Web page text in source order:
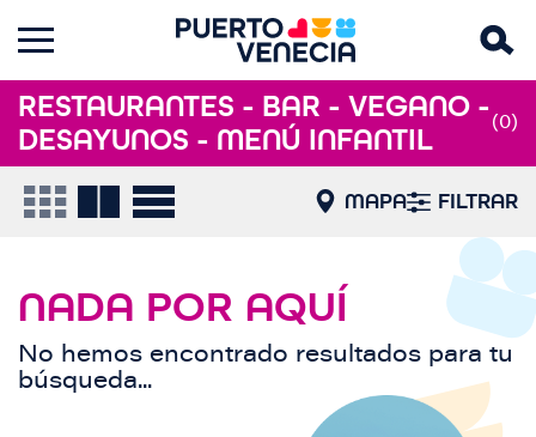
RESTAURANTES - BAR - VEGANO -
DESAYUNOS - MENÚ INFANTIL
(0)
MAPA FILTRAR
NADA POR AQUÍ
No hemos encontrado resultados para tu
búsqueda...